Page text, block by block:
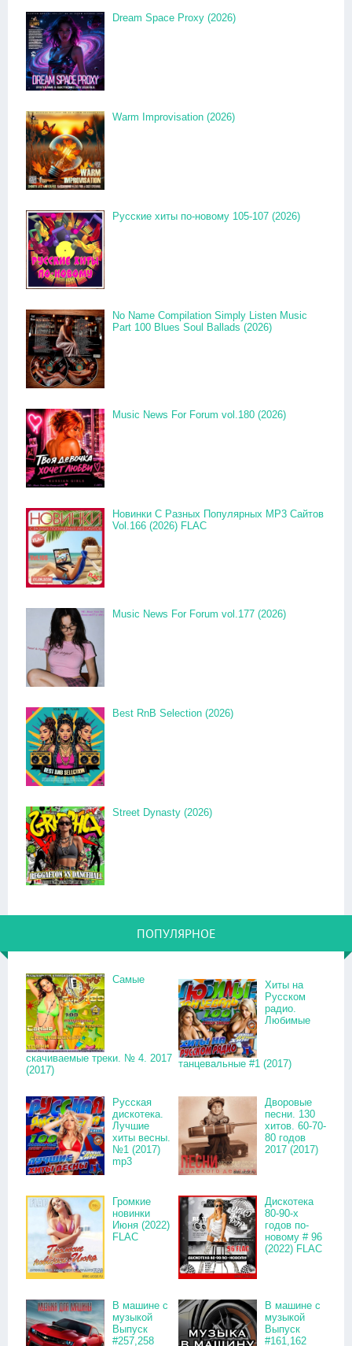
Dream Space Proxy (2026)
Warm Improvisation (2026)
Русские хиты по-новому 105-107 (2026)
No Name Compilation Simply Listen Music
Part 100 Blues Soul Ballads (2026)
Music News For Forum vol.180 (2026)
Новинки С Разных Популярных MP3 Сайтов
Vol.166 (2026) FLAC
Music News For Forum vol.177 (2026)
Best RnB Selection (2026)
Street Dynasty (2026)
ПОПУЛЯРНОЕ
Самые
скачиваемые треки. № 4. 2017
(2017)
Хиты на
Русском
радио.
Любимые
танцевальные #1 (2017)
Русская
дискотека.
Лучшие
хиты весны.
№1 (2017)
mp3
Дворовые
песни. 130
хитов. 60-70-
80 годов
2017 (2017)
Громкие
новинки
Июня (2022)
FLAC
Дискотека
80-90-х
годов по-
новому # 96
(2022) FLAC
В машине с
музыкой
Выпуск
#257,258
В машине с
музыкой
Выпуск
#161,162